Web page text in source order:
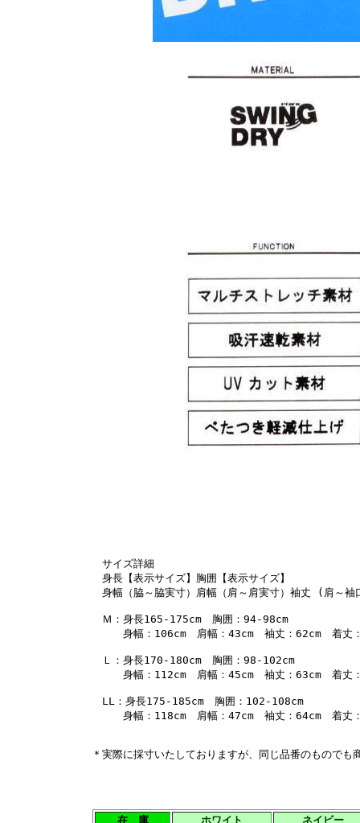
サイズ詳細
身長【表示サイズ】胸囲【表示サイズ】
身幅（脇～脇実寸）肩幅（肩～肩実寸）袖丈 (肩～
Ｍ：身長165-175cm 胸囲：94-98cm
身幅：106cm 肩幅：43cm 袖丈：62cm 着丈
Ｌ：身長170-180cm 胸囲：98-102cm
身幅：112cm 肩幅：45cm 袖丈：63cm 着丈
LL：身長175-185cm 胸囲：102-108cm
身幅：118cm 肩幅：47cm 袖丈：64cm 着丈
＊実際に採寸いたしておりますが、同じ品番のもので
在 庫 ホワイト
ネイビー